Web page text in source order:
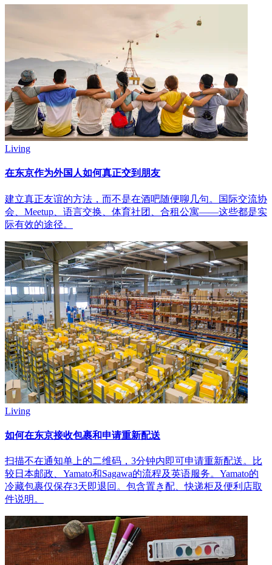
Living
在东京作为外国人如何真正交到朋友
建立真正友谊的方法，而不是在酒吧随便聊几句。国际交流协
会、Meetup、语言交换、体育社团、合租公寓——这些都是实
际有效的途径。
Living
如何在东京接收包裹和申请重新配送
扫描不在通知单上的二维码，3分钟内即可申请重新配送。比
较日本邮政、Yamato和Sagawa的流程及英语服务。Yamato的
冷藏包裹仅保存3天即退回。包含置き配、快递柜及便利店取
件说明。